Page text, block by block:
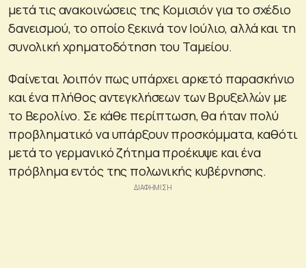
μετά τις ανακοινώσεις της Κομισιόν για το σχέδιο
δανεισμού, το οποίο ξεκινά τον Ιούλιο, αλλά και τη
συνολική χρηματοδότηση του Ταμείου.
Φαίνεται λοιπόν πως υπάρχει αρκετό παρασκήνιο
και ένα πλήθος αντεγκλήσεων των Βρυξελλών με
το Βερολίνο. Σε κάθε περίπτωση, θα ήταν πολύ
προβληματικό να υπάρξουν προσκόμματα, καθότι
μετά το γερμανικό ζήτημα προέκυψε και ένα
πρόβλημα εντός της πολωνικής κυβέρνησης.